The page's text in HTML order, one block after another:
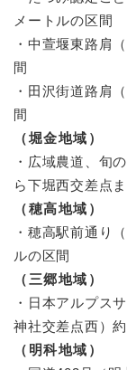
メートルの区間
・中萱堰東路肩
間
・田沢街道路肩
間
（堀金地域）
・広域農道、旬
ら下堀西交差点
（穂高地域）
・穂高駅前通り
ルの区間
（三郷地域）
・日本アルプス
神社交差点西）
（明科地域）